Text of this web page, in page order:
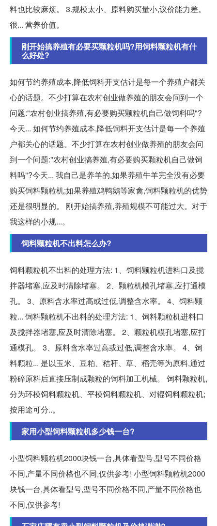
料也比较麻烦。 3.规模太小、原料购买量小,议价能力差。
很... 营养价值。
刚开始搞养殖有必要买颗粒机吗?用饲料颗粒机有什
么好处?
如何节约养殖成本,降低饲料开支估计是每一个养殖户都关
心的话题。不少打算在农村创业做养殖的朋友会问到一个
问题:"农村创业搞养殖,有必要购买颗粒机自己做饲料吗"?
今天... 如何节约养殖成本,降低饲料开支估计是每一个养殖
户都关心的话题。不少打算在农村创业做养殖的朋友会问
到一个问题:"农村创业搞养殖,有必要购买颗粒机自己做饲
料吗"?今天... 我自己是养羊的,如果养殖牛羊完全没有必要
购买饲料颗粒机;如果养殖鸡鸭鹅等家禽,饲料颗粒机的优势
还是很明显的。 刚开始搞养殖,养殖规模不可能过大。对于
我这样的小规...。
饲料颗粒机不出料怎么办?
饲料颗粒机不出料的处理方法: 1、饲料颗粒机进料口及搅
拌器堵塞,应及时清除堵塞。 2、颗粒机模孔堵塞,应打通模
孔。 3、原料含水率过高或过低,调整含水率。 4、饲料颗
粒... 饲料颗粒机不出料的处理方法: 1、饲料颗粒机进料口
及搅拌器堵塞,应及时清除堵塞。 2、颗粒机模孔堵塞,应打
通模孔。 3、原料含水率过高或过低,调整含水率。 4、饲
料颗粒... 是以玉米、豆粕、秸秆、草、稻壳等为原料,通过
粉碎原料后直接压制成颗粒的饲料加工机械。 饲料颗粒机,
分为环模饲料颗粒机、平模饲料颗粒机、对辊饲料颗粒机;
按用途可分..。
家用小型饲料颗粒机多少钱一台?
小型饲料颗粒机2000块钱一台,具体看型号,型号不同价格
不同,产量不同价格也不同,仅供参考! 小型饲料颗粒机2000
块钱一台,具体看型号,型号不同价格不同,产量不同价格也
不同,仅供参考!